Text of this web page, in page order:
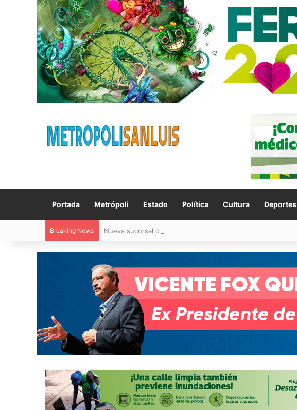
Portada Metrópoli Estado Política Cultura Deportes
Breaking News Nueva sucursal de CarneMart llega a Villa de Pozos con